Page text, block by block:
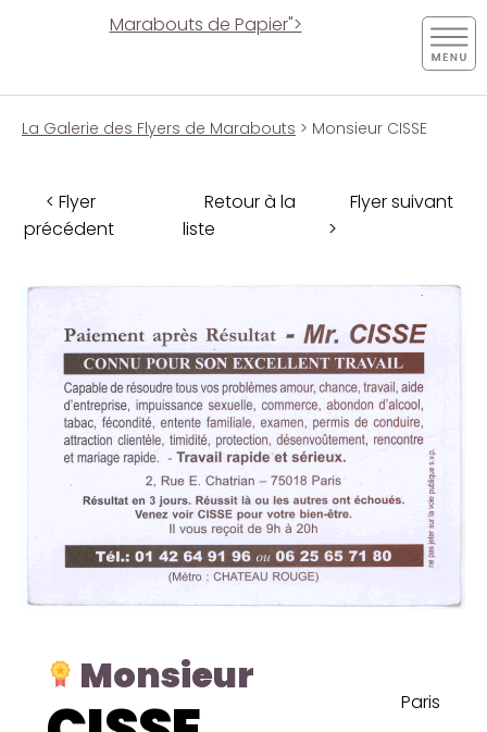
Marabouts de Papier">
La Galerie des Flyers de Marabouts > Monsieur CISSE
< Flyer
précédent
Retour à la
liste
Flyer suivant
>
Monsieur
Paris